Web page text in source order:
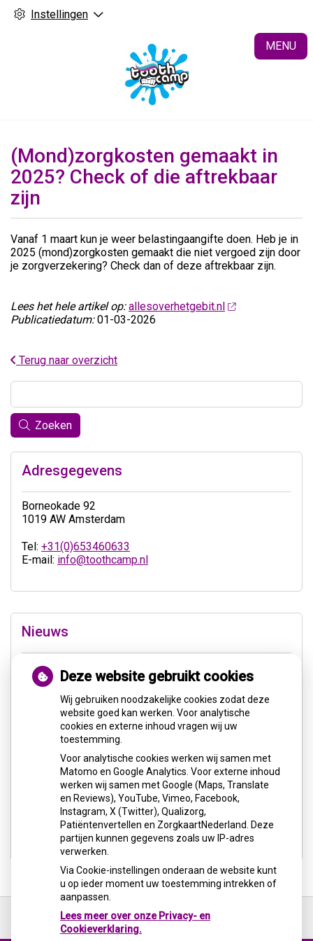
Instellingen
MENU
(Mond)zorgkosten gemaakt in
2025? Check of die aftrekbaar
zijn
Vanaf 1 maart kun je weer belastingaangifte doen. Heb je in
2025 (mond)zorgkosten gemaakt die niet vergoed zijn door
je zorgverzekering? Check dan of deze aftrekbaar zijn.
Lees het hele artikel op: allesoverhetgebit.nl
Publicatiedatum:01-03-2026
Terug naar overzicht
Zoeken
Adresgegevens
Borneokade 92
1019 AW Amsterdam
Tel: +31(0)653460633
E-mail: info@toothcamp.nl
Nieuws
Let op: valse Infomedics-mails over openstaande
rekening
Tanden bleken? Laat het veilig doen!
Gezond tandvlees: de basis voor een gezonde
Naar de tandarts in het buitenland? Wees op je
hoede!
(Mond)zorgkosten gemaakt in 2025? Check of die
aftrekbaar zijn
Deze website gebruikt cookies
Wij gebruiken noodzakelijke cookies zodat deze
website goed kan werken. Voor analytische
cookies en externe inhoud vragen wij uw
toestemming.
Voor analytische cookies werken wij samen met
Matomo en Google Analytics. Voor externe inhoud
werken wij samen met Google (Maps, Translate
en Reviews), YouTube, Vimeo, Facebook,
Instagram, X (Twitter), Qualizorg,
Patiëntenvertellen en ZorgkaartNederland. Deze
partijen kunnen gegevens zoals uw IP-adres
verwerken.
Via Cookie-instellingen onderaan de website kunt
u op ieder moment uw toestemming intrekken of
aanpassen.
Lees meer over onze Privacy- en
Cookieverklaring.